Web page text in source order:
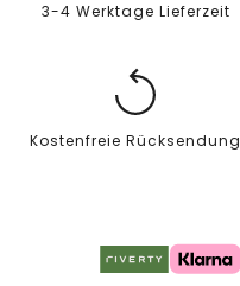
3-4 Werktage Lieferzeit
Kostenfreie Rücksendung